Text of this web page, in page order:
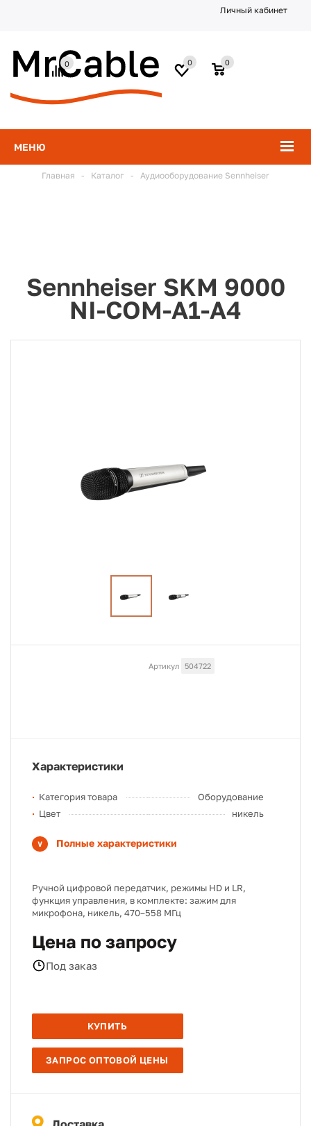
Личный кабинет
МЕНЮ
0
0
0
Главная - Каталог - Аудиооборудование Sennheiser
Sennheiser SKM 9000
NI-COM-A1-A4
Артикул 504722
Характеристики
Категория товара
Оборудование
Цвет
никель
Полные характеристики
Ручной цифровой передатчик, режимы HD и LR,
функция управления, в комплекте: зажим для
микрофона, никель, 470–558 МГц
Цена по запросу
Под заказ
КУПИТЬ
ЗАПРОС ОПТОВОЙ ЦЕНЫ